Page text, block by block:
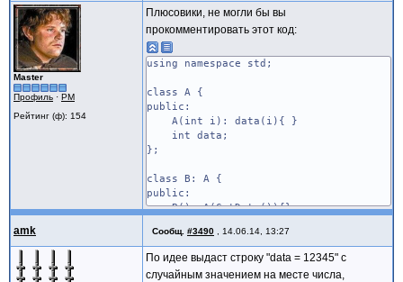
Master
Профиль · PM
Рейтинг (ф): 154
Плюсовики, не могли бы вы
прокомментировать этот код:
using namespace std;
class A {
public:
A(int i): data(i){ }
int data;
};
class B: A {
public:
B(): A(GetData()){}
int GetData() {
cout << "data = " << data <<
return 1;
}
amk Сообщ. #3490 14.06.14, 13:27
По идее выдаст строку "data = 12345" с
случайным значением на месте числа,